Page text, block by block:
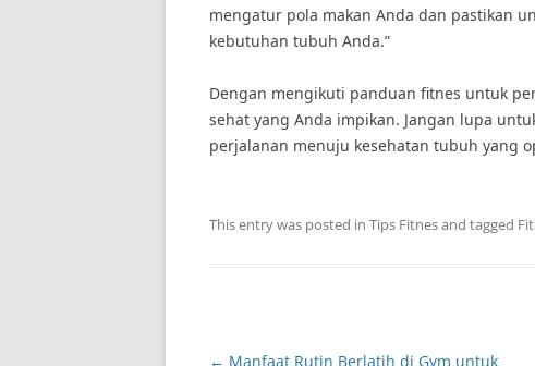
mengatur pola makan Anda dan pastikan
kebutuhan tubuh Anda.”
Dengan mengikuti panduan fitnes untuk
sehat yang Anda impikan. Jangan lupa
perjalanan menuju kesehatan tubuh yang
This entry was posted in Tips Fitnesand tagged
Post
← Manfaat Rutin Berlatih di Gym untuk